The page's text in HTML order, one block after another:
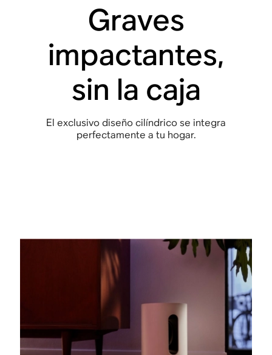
Graves
impactantes,
sin la caja
El exclusivo diseño cilíndrico se integra
perfectamente a tu hogar.